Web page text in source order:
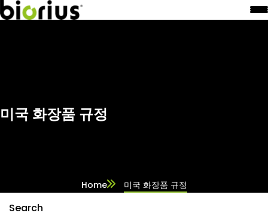
미국 화장품 규정
Home 미국 화장품 규정
Search